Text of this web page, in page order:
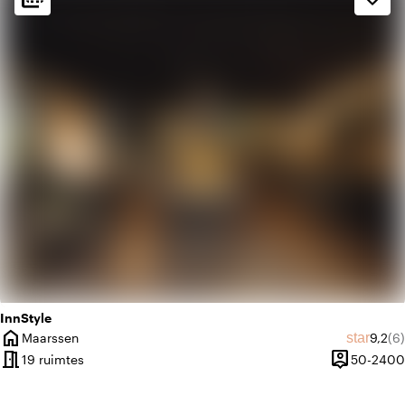
InnStyle
home
Plaats
Maarssen star9,2(6)
meeting_room19 ruimtes person_pin
Capaciteit
50-2400
apartment
Modern design